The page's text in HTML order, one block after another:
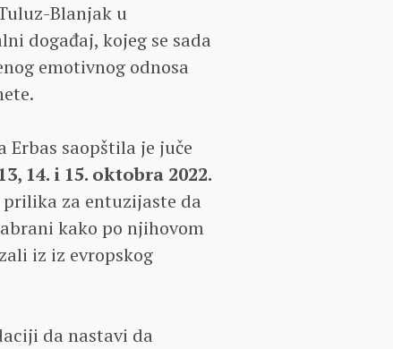
Blanjak u
događaj, kojeg se sada
emotivnog odnosa
saopštila je juče
14. i 15. oktobra 2022.
prilika za entuzijaste da
kako po njihovom
iz iz evropskog
da nastavi da